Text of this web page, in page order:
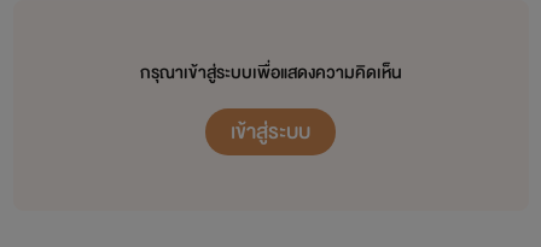
กรุณาเข้าสู่ระบบเพื่อแสดงความคิดเห็น
เข้าสู่ระบบ